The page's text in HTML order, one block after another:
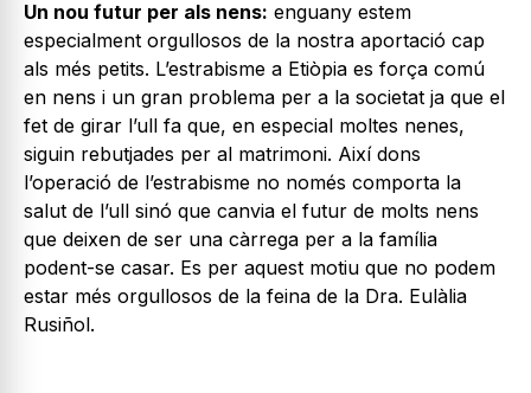
Un nou futur per als nens: enguany estem
especialment orgullosos de la nostra aportació cap
als més petits. L’estrabisme a Etiòpia es força comú
en nens i un gran problema per a la societat ja que el
fet de girar l’ull fa que, en especial moltes nenes,
siguin rebutjades per al matrimoni. Així dons
l’operació de l’estrabisme no només comporta la
salut de l’ull sinó que canvia el futur de molts nens
que deixen de ser una càrrega per a la família
podent-se casar. Es per aquest motiu que no podem
estar més orgullosos de la feina de la Dra. Eulàlia
Rusiñol.